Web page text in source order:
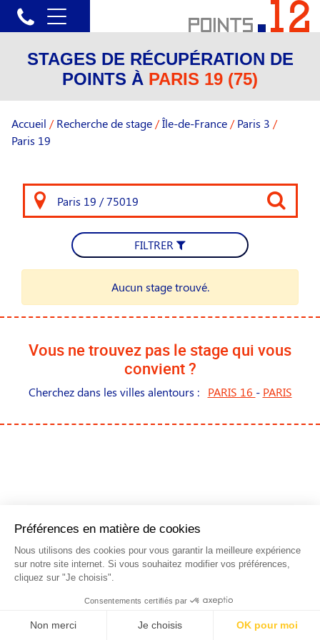
STAGES DE RÉCUPÉRATION DE
POINTS À PARIS 19 (75)
Accueil / Recherche de stage /Île-de-France / Paris 3 /
Paris 19
FILTRER
Aucun stage trouvé.
Vous ne trouvez pas le stage qui vous
convient ?
Cherchez dans les villes alentours : PARIS 16 - PARIS